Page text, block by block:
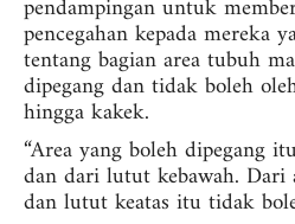
pendampingan untuk
pencegahan kepada mereka
tentang bagian area tubuh
dipegang dan tidak boleh
hingga kakek.
“Area yang boleh dipegang
dan dari lutut kebawah. Dari
dan lutut keatas itu tidak